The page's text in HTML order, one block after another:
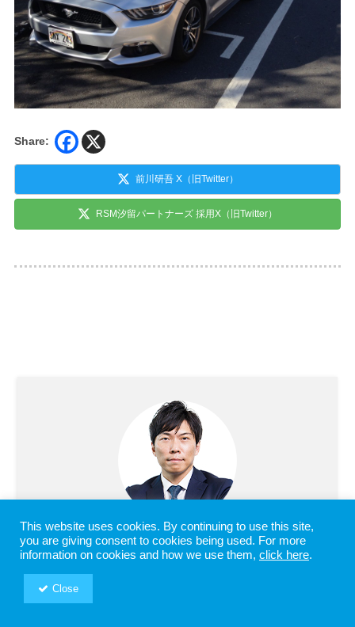
Share:
前川研吾 X（旧Twitter）
RSM汐留パートナーズ 採用X（旧Twitter）
前川 研吾
Kengo Maekawa
This website uses cookies. By continuing to use this site,
you are giving consent to cookies being used. For more
information on cookies and how we use them, click here.
Close